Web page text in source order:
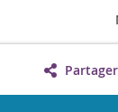
Partager